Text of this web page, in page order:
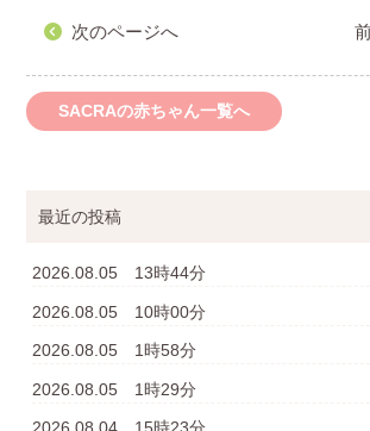
次のページへ
SACRAの赤ちゃん一覧へ
最近の投稿
2026.08.05 13時44分
2026.08.05 10時00分
2026.08.05 1時58分
2026.08.05 1時29分